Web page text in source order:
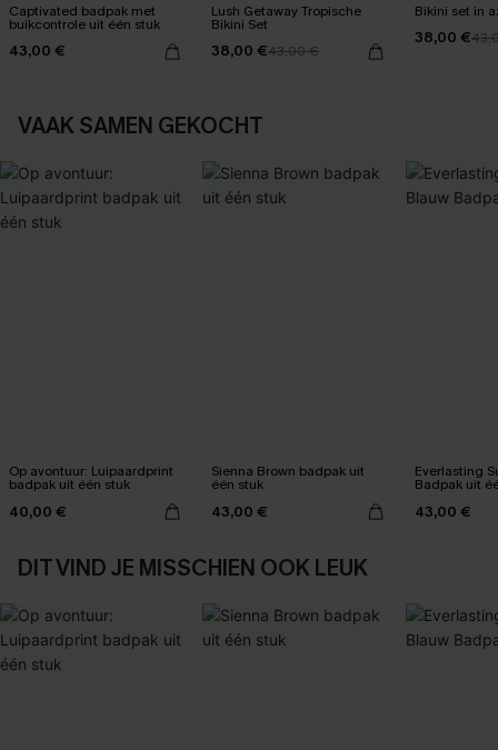
Captivated badpak met
buikcontrole uit één stuk
43,00 €
Lush Getaway Tropische
Bikini Set
38,00 €43,00 €
Bikini set in
38,00 €
VAAK SAMEN GEKOCHT
Op avontuur: Luipaardprint
badpak uit één stuk
40,00 €
Sienna Brown badpak uit
één stuk
43,00 €
Everlasting
Badpak uit
43,00 €
DIT VIND JE MISSCHIEN OOK LEUK